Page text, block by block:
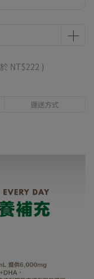
NT$222 )
運送方式